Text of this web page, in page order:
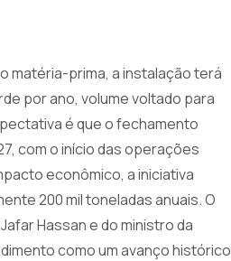
matéria-prima, a instalação terá
por ano, volume voltado para
é que o fechamento
com o início das operações
econômico, a iniciativa
200 mil toneladas anuais. O
Hassan e do ministro da
como um avanço histórico